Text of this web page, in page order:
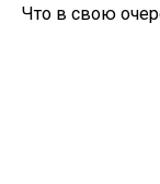
Что в свою